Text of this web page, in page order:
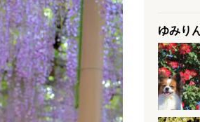
ゆみり